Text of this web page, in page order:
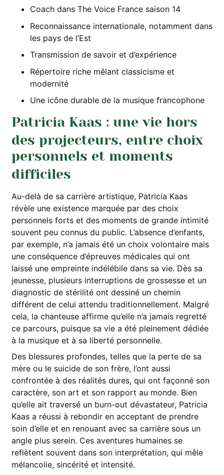
Coach dans The Voice France saison 14
Reconnaissance internationale, notamment dans
les pays de l’Est
Transmission de savoir et d’expérience
Répertoire riche mêlant classicisme et
modernité
Une icône durable de la musique francophone
Patricia Kaas : une vie hors
des projecteurs, entre choix
personnels et moments
difficiles
Au-delà de sa carrière artistique, Patricia Kaas
révèle une existence marquée par des choix
personnels forts et des moments de grande intimité
souvent peu connus du public. L’absence d’enfants,
par exemple, n’a jamais été un choix volontaire mais
une conséquence d’épreuves médicales qui ont
laissé une empreinte indélébile dans sa vie. Dès sa
jeunesse, plusieurs interruptions de grossesse et un
diagnostic de stérilité ont dessiné un chemin
différent de celui attendu traditionnellement. Malgré
cela, la chanteuse affirme qu’elle n’a jamais regretté
ce parcours, puisque sa vie a été pleinement dédiée
à la musique et à sa liberté personnelle.
Des blessures profondes, telles que la perte de sa
mère ou le suicide de son frère, l’ont aussi
confrontée à des réalités dures, qui ont façonné son
caractère, son art et son rapport au monde. Bien
qu’elle ait traversé un burn-out dévastateur, Patricia
Kaas a réussi à rebondir en acceptant de prendre
soin d’elle et en renouant avec sa carrière sous un
angle plus serein. Ces aventures humaines se
reflètent souvent dans son interprétation, qui mêle
mélancolie, sincérité et intensité.